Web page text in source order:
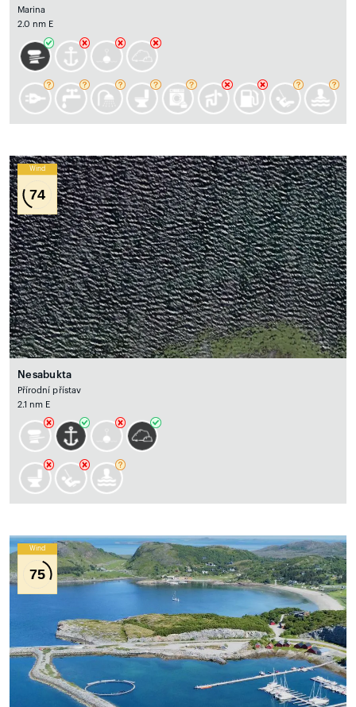
Marina
2.0 nm E
Wind
74
Nesabukta
Přírodní přístav
2.1 nm E
Wind
75